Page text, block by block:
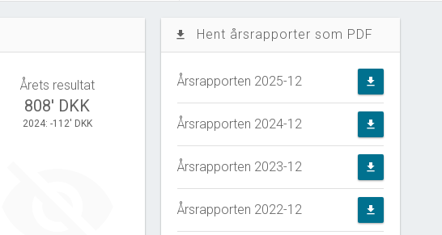
Årets resultat
808' DKK
2024: -112' DKK
file_download Hent årsrapporter som PDF
Årsrapporten 2025-12 file_download
Årsrapporten 2024-12 file_download
Årsrapporten 2023-12 file_download
Årsrapporten 2022-12 file_download